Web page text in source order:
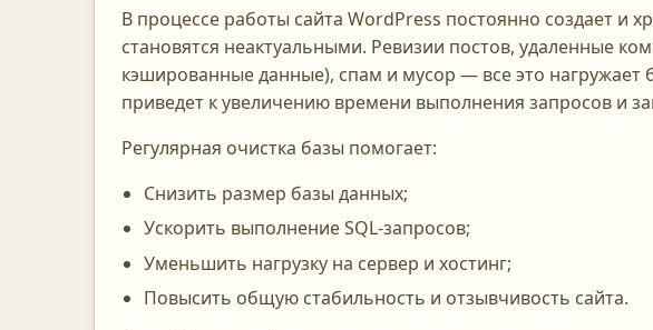
В процессе работы сайта WordPress постоянно создает и
становятся неактуальными. Ревизии постов, удаленные
кэшированные данные), спам и мусор — все это нагружает
приведет к увеличению времени выполнения запросов и
Регулярная очистка базы помогает:
Снизить размер базы данных;
Ускорить выполнение SQL-запросов;
Уменьшить нагрузку на сервер и хостинг;
Повысить общую стабильность и отзывчивость сайта.